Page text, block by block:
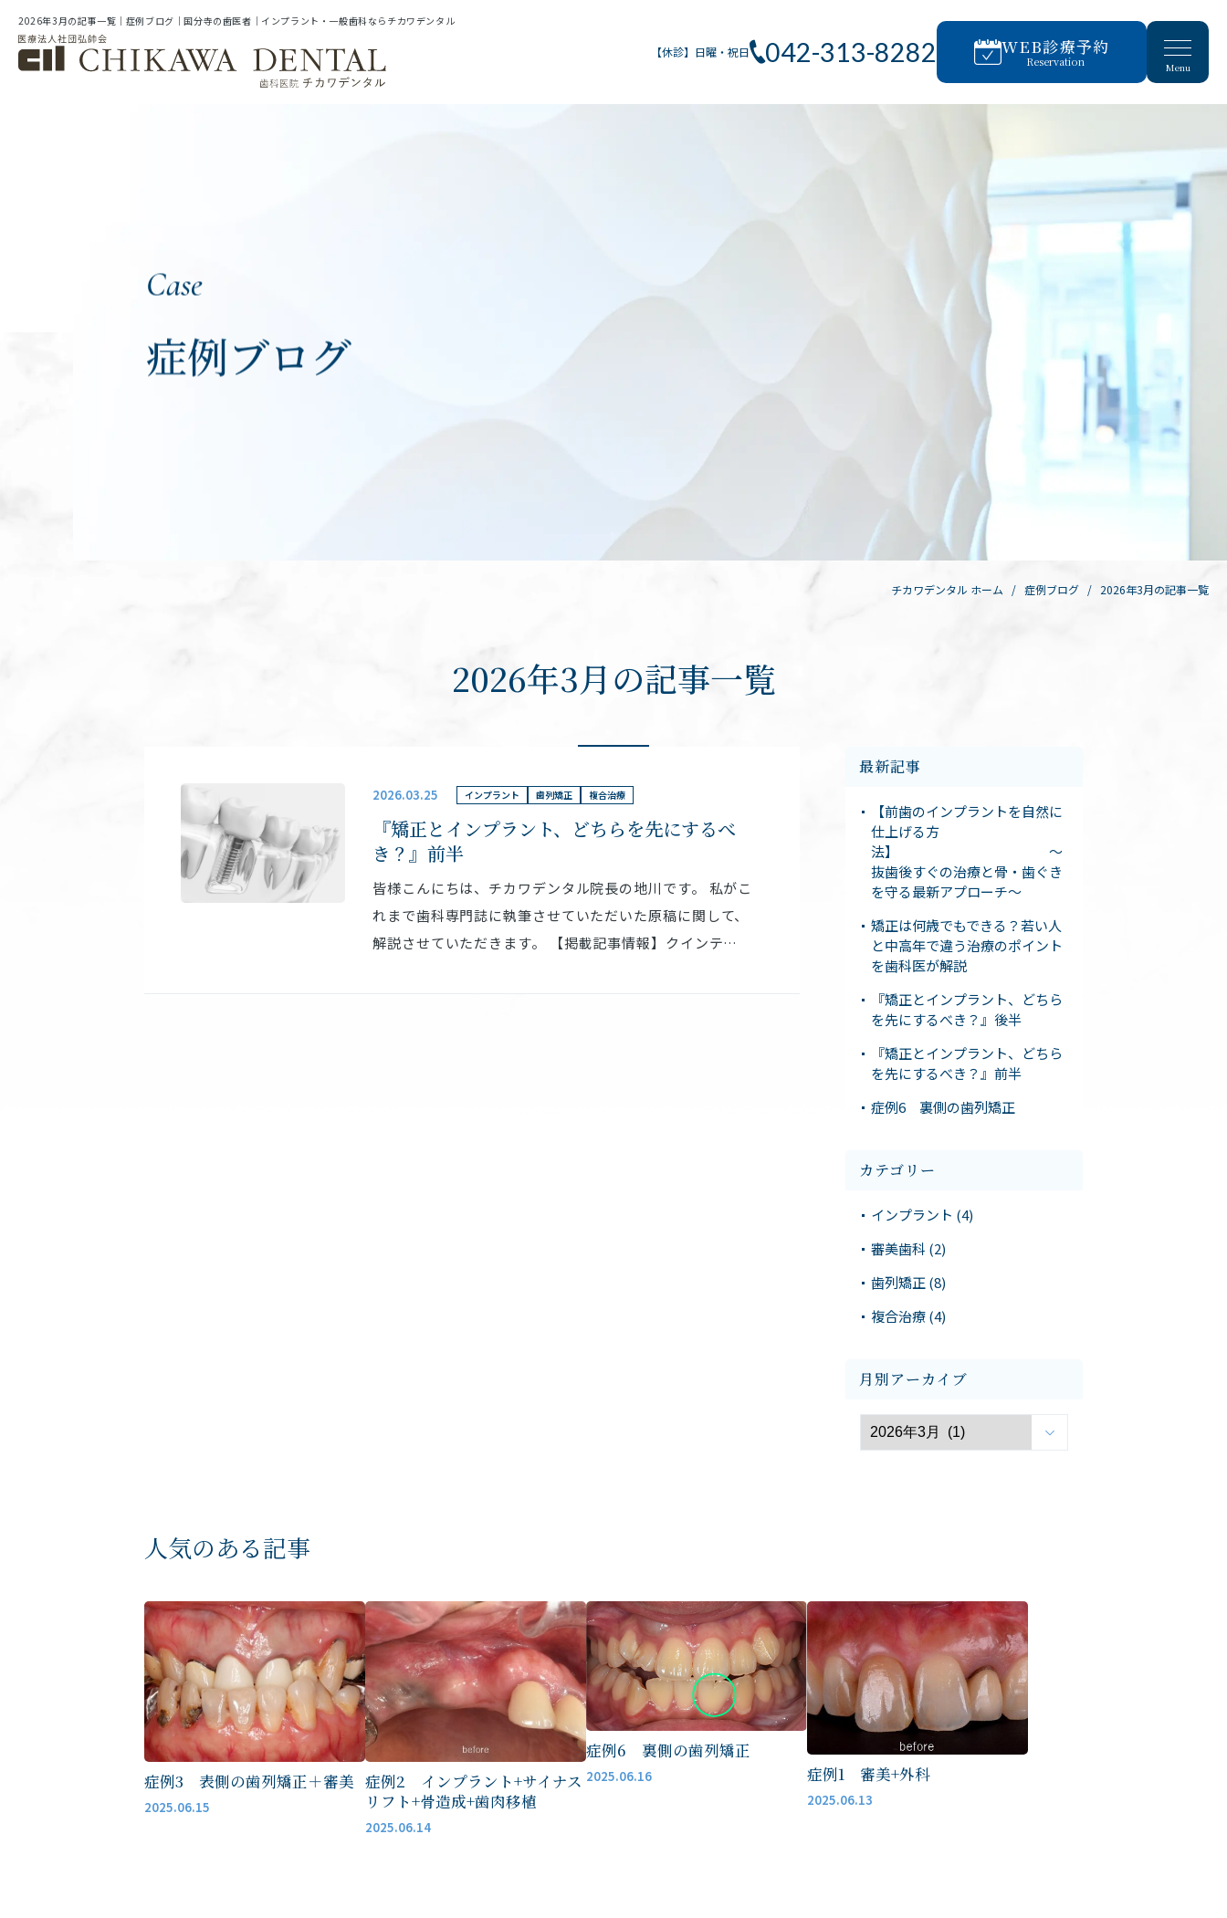
2026年3月の記事一覧｜症例ブログ｜国分寺の歯医者｜インプラント・一般歯科ならチカワデンタル
【休診】日曜・祝日 042-313-8282 WEB診療予約
Reservation Menu
Case
症例ブログ
チカワデンタル ホーム 症例ブログ 2026年3月の記事一覧
2026年3月の記事一覧
2026.03.25 インプラント 歯列矯正 複合治療
『矯正とインプラント、どちらを先にするべ
き？』前半
皆様こんにちは、チカワデンタル院長の地川です。 私がこ
れまで歯科専門誌に執筆させていただいた原稿に関して、
解説させていただきます。 【掲載記事情報】クインテ…
最新記事
【前歯のインプラントを自然に
仕上げる方
法】 ～
抜歯後すぐの治療と骨・歯ぐき
を守る最新アプローチ～
矯正は何歳でもできる？若い人
と中高年で違う治療のポイント
を歯科医が解説
『矯正とインプラント、どちら
を先にするべき？』後半
『矯正とインプラント、どちら
を先にするべき？』前半
症例6 裏側の歯列矯正
カテゴリー
インプラント (4)
審美歯科 (2)
歯列矯正 (8)
複合治療 (4)
月別アーカイブ
人気のある記事
症例3 表側の歯列矯正＋審美
2025.06.15
症例2 インプラント+サイナス
リフト+骨造成+歯肉移植
2025.06.14
症例6 裏側の歯列矯正
2025.06.16 症例1 審美+外科
2025.06.13
院長・スタッフ紹介
アクセス・医院案内 審美歯科
歯周病治療
矯正歯科
義歯・入れ歯
歯科口腔外科
一般歯科
【休診】日曜・祝日 042-313-8282